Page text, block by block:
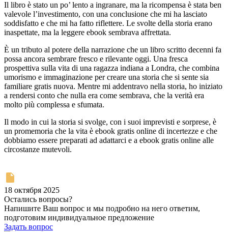
Il libro è stato un po’ lento a ingranare, ma la ricompensa è stata ben
valevole l’investimento, con una conclusione che mi ha lasciato
soddisfatto e che mi ha fatto riflettere. Le svolte della storia erano
inaspettate, ma la leggere ebook sembrava affrettata.
È un tributo al potere della narrazione che un libro scritto decenni fa
possa ancora sembrare fresco e rilevante oggi. Una fresca
prospettiva sulla vita di una ragazza indiana a Londra, che combina
umorismo e immaginazione per creare una storia che si sente sia
familiare gratis nuova. Mentre mi addentravo nella storia, ho iniziato
a rendersi conto che nulla era come sembrava, che la verità era
molto più complessa e sfumata.
Il modo in cui la storia si svolge, con i suoi imprevisti e sorprese, è
un promemoria che la vita è ebook gratis online di incertezze e che
dobbiamo essere preparati ad adattarci e a ebook gratis online alle
circostanze mutevoli.
18 октября 2025
Остались вопросы?
Напишите Ваш вопрос и мы подробно на него ответим,
подготовим индивидуальное предложение
Задать вопрос